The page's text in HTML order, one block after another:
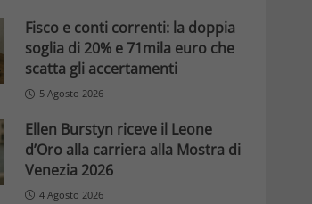
Fisco e conti correnti: la doppia
soglia di 20% e 71mila euro che
scatta gli accertamenti
5 Agosto 2026
Ellen Burstyn riceve il Leone
d’Oro alla carriera alla Mostra di
Venezia 2026
4 Agosto 2026